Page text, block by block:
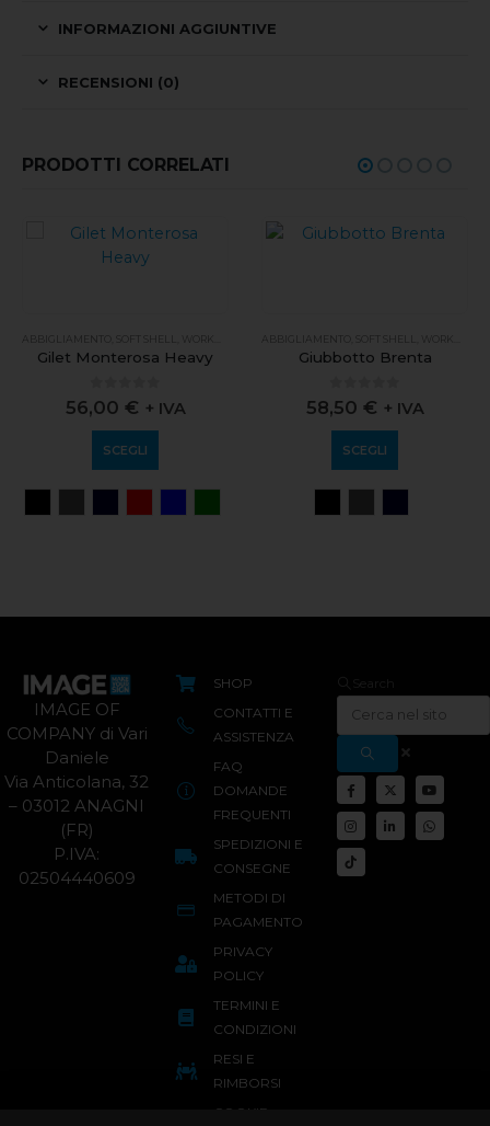
INFORMAZIONI AGGIUNTIVE
RECENSIONI (0)
PRODOTTI CORRELATI
ABBIGLIAMENTO WORKWEAR
Gilet Monterosa Heavy
0out of 5
56,00 € + IVA
SCEGLI
ABBIGLIAMENTO WORKWEAR
Giubbotto Brenta
0out of 5
58,50 € + IVA
SCEGLI
IMAGE OF
COMPANY di Vari
Daniele
Via Anticolana, 32
– 03012 ANAGNI
(FR)
P.IVA:
02504440609
SHOP
CONTATTI E
ASSISTENZA
FAQ
DOMANDE
FREQUENTI
SPEDIZIONI E
CONSEGNE
METODI DI
PAGAMENTO
PRIVACY
POLICY
TERMINI E
CONDIZIONI
RESI E
RIMBORSI
COOKIE